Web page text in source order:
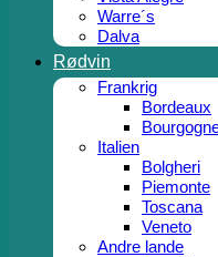
Warre´s
Dalva
Rødvin
Frankrig
Bordeaux
Italien
Bolgheri
Piemonte
Toscana
Veneto
Andre lande